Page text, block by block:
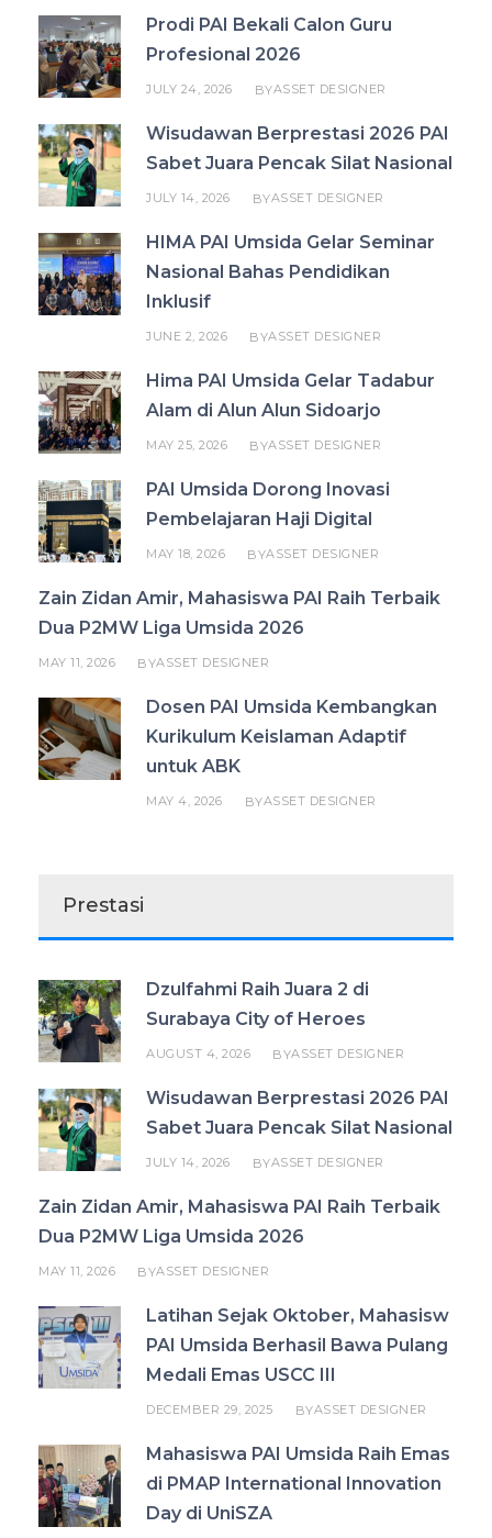
Prodi PAI Bekali Calon Guru
Profesional 2026
JULY 24, 2026 BYASSET DESIGNER
Wisudawan Berprestasi 2026 PAI
Sabet Juara Pencak Silat Nasional
JULY 14, 2026 BYASSET DESIGNER
HIMA PAI Umsida Gelar Seminar
Nasional Bahas Pendidikan
Inklusif
JUNE 2, 2026 BYASSET DESIGNER
Hima PAI Umsida Gelar Tadabur
Alam di Alun Alun Sidoarjo
MAY 25, 2026 BYASSET DESIGNER
PAI Umsida Dorong Inovasi
Pembelajaran Haji Digital
MAY 18, 2026 BYASSET DESIGNER
Zain Zidan Amir, Mahasiswa PAI Raih Terbaik
Dua P2MW Liga Umsida 2026
MAY 11, 2026 BYASSET DESIGNER
Dosen PAI Umsida Kembangkan
Kurikulum Keislaman Adaptif
untuk ABK
MAY 4, 2026 BYASSET DESIGNER
Prestasi
Dzulfahmi Raih Juara 2 di
Surabaya City of Heroes
AUGUST 4, 2026 BYASSET DESIGNER
Wisudawan Berprestasi 2026 PAI
Sabet Juara Pencak Silat Nasional
JULY 14, 2026 BYASSET DESIGNER
Zain Zidan Amir, Mahasiswa PAI Raih Terbaik
Dua P2MW Liga Umsida 2026
MAY 11, 2026 BYASSET DESIGNER
Latihan Sejak Oktober, Mahasisw
PAI Umsida Berhasil Bawa Pulang
Medali Emas USCC III
DECEMBER 29, 2025 BYASSET DESIGNER
Mahasiswa PAI Umsida Raih Emas
di PMAP International Innovation
Day di UniSZA